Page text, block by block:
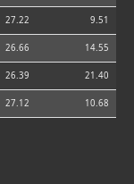
27.22 9.51
26.66 14.55
26.39 21.40
27.12 10.68